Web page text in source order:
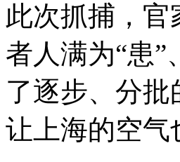
此次抓捕，
者人满为“患
了逐步、分
让上海的空气